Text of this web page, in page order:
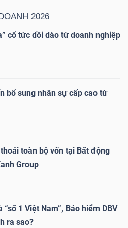
2026
cổ tức dồi dào từ doanh nghiệp
bổ sung nhân sự cấp cao từ
toàn bộ vốn tại Bất động
Group
“số 1 Việt Nam”, Bảo hiểm DBV
ra sao?